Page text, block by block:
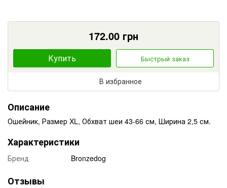
172.00 грн
Купить Быстрый заказ
В избранное
Описание
Ошейник, Размер XL, Обхват шеи 43-66 см, Ширина 2,5 см.
Характеристики
Бренд Bronzedog
Отзывы